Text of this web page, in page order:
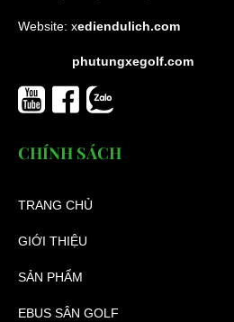
Website: xediendulich.com
phutungxegolf.com
CHÍNH SÁCH
TRANG CHỦ
GIỚI THIỆU
SẢN PHẨM
EBUS SÂN GOLF